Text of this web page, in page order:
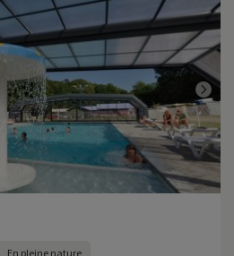
En pleine nature